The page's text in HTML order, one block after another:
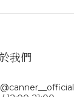
我們